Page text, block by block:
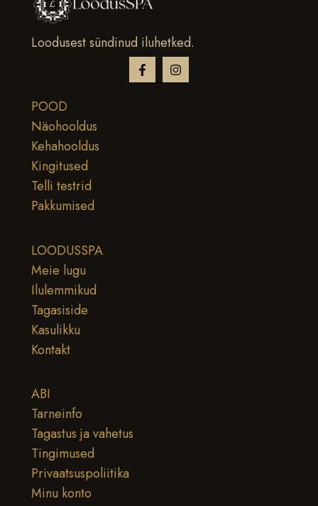
Loodusest sündinud iluhetked.
POOD
Näohooldus
Kehahooldus
Kingitused
Telli testrid
Pakkumised
LOODUSSPA
Meie lugu
Ilulemmikud
Tagasiside
Kasulikku
Kontakt
ABI
Tarneinfo
Tagastus ja vahetus
Tingimused
Privaatsuspoliitika
Minu konto